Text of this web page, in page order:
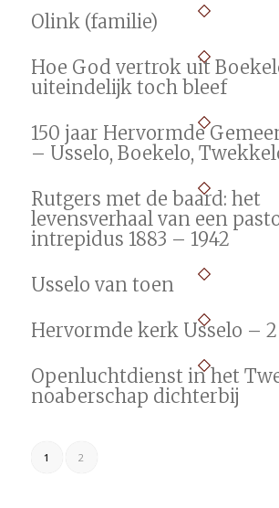
Olink (familie)
Hoe God vertrok uit
uiteindelijk toch bleef
150 jaar Hervormde
– Usselo, Boekelo,
Rutgers met de baard: het
levensverhaal van een
intrepidus 1883 – 1942
Usselo van toen
Hervormde kerk Usselo – 2
Openluchtdienst in het
noaberschap dichterbij
1 2